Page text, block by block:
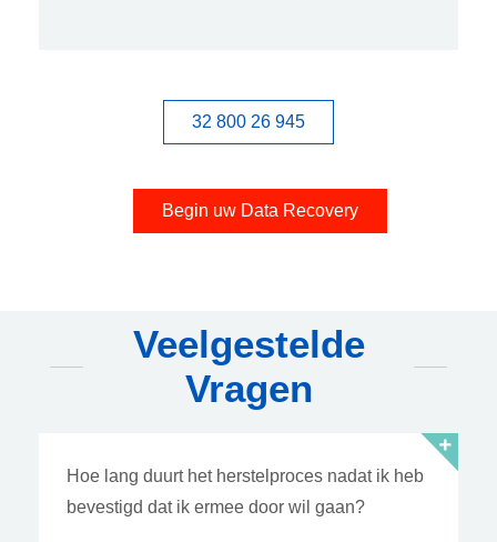
32 800 26 945
Begin uw Data Recovery
Veelgestelde
Vragen
Hoe lang duurt het herstelproces nadat ik heb
bevestigd dat ik ermee door wil gaan?